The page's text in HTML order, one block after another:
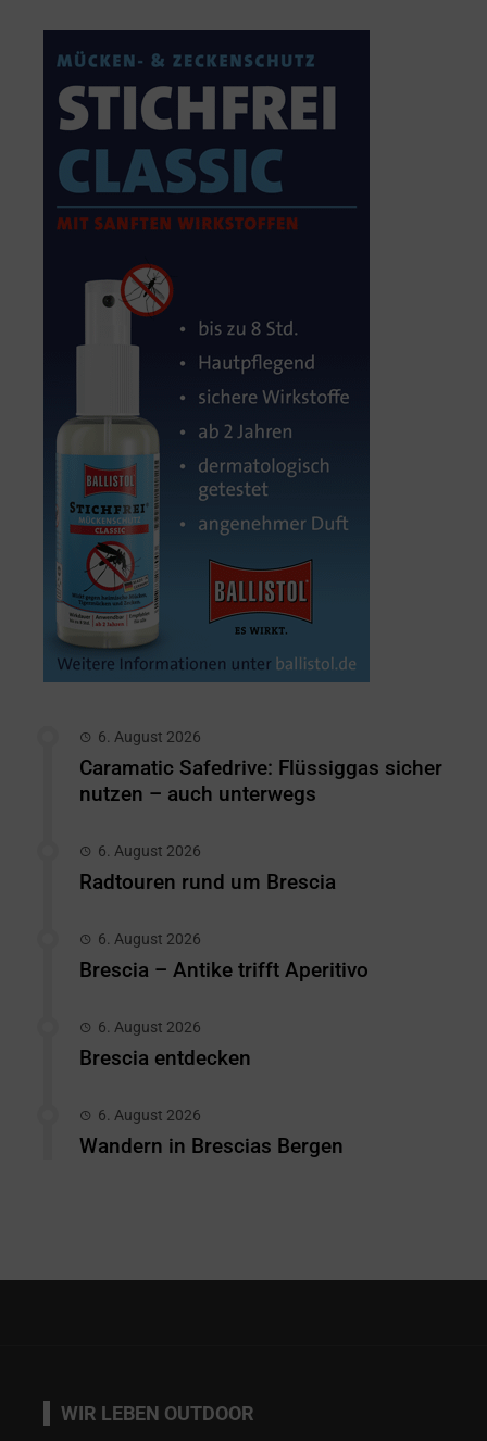
6. August 2026
Caramatic Safedrive: Flüssiggas sicher
nutzen – auch unterwegs
6. August 2026
Radtouren rund um Brescia
6. August 2026
Brescia – Antike trifft Aperitivo
6. August 2026
Brescia entdecken
6. August 2026
Wandern in Brescias Bergen
WIR LEBEN OUTDOOR